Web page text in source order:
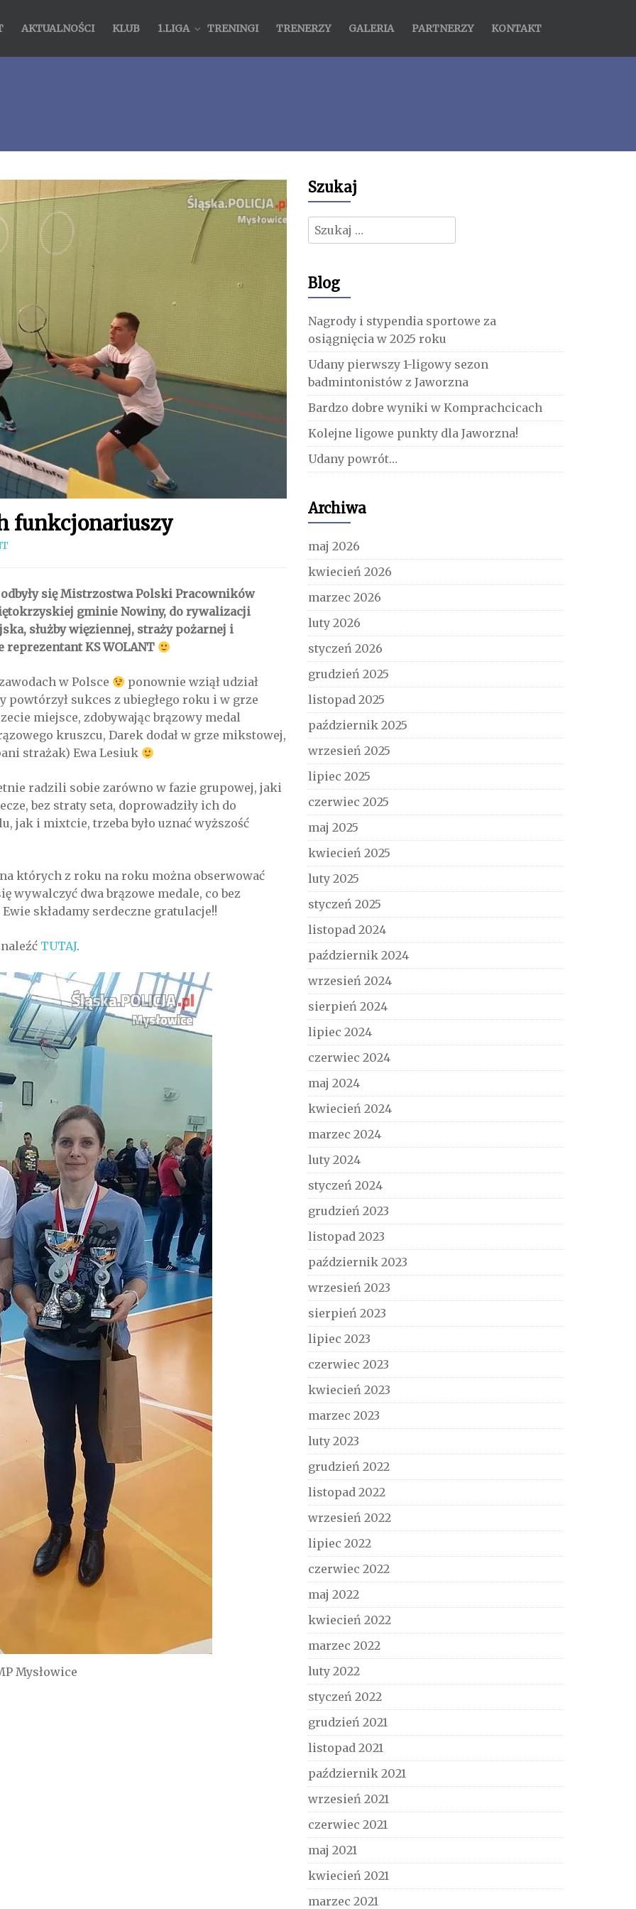
AKTUALNOŚCI KLUB 1.LIGA TRENINGI TRENERZY GALERIA PARTNERZY KONTAKT
funkcjonariuszy
się Mistrzostwa Polski Pracowników
gminie Nowiny, do rywalizacji
służby więziennej, straży pożarnej i
KS WOLANT
w Polsce
ponownie wziął udział
sukces z ubiegłego roku i w grze
miejsce, zdobywając brązowy medal
kruszcu, Darek dodał w grze mikstowej,
strażak) Ewa Lesiuk
radzili sobie zarówno w fazie grupowej, jaki
bez straty seta, doprowadziły ich do
jak i mixtcie, trzeba było uznać wyższość
których z roku na roku można obserwować
wywalczyć dwa brązowe medale, co bez
składamy serdeczne gratulacje!!
TUTAJ.
Mysłowice
Szukaj
Szukaj:
Blog
Nagrody i stypendia sportowe za
osiągnięcia w 2025 roku
Udany pierwszy 1-ligowy sezon
badmintonistów z Jaworzna
Bardzo dobre wyniki w Komprachcicach
Kolejne ligowe punkty dla Jaworzna!
Udany powrót…
Archiwa
maj 2026
kwiecień 2026
marzec 2026
luty 2026
styczeń 2026
grudzień 2025
listopad 2025
październik 2025
wrzesień 2025
lipiec 2025
czerwiec 2025
maj 2025
kwiecień 2025
luty 2025
styczeń 2025
listopad 2024
październik 2024
wrzesień 2024
sierpień 2024
lipiec 2024
czerwiec 2024
maj 2024
kwiecień 2024
marzec 2024
luty 2024
styczeń 2024
grudzień 2023
listopad 2023
październik 2023
wrzesień 2023
sierpień 2023
lipiec 2023
czerwiec 2023
kwiecień 2023
marzec 2023
luty 2023
grudzień 2022
listopad 2022
wrzesień 2022
lipiec 2022
czerwiec 2022
maj 2022
kwiecień 2022
marzec 2022
luty 2022
styczeń 2022
grudzień 2021
listopad 2021
październik 2021
wrzesień 2021
czerwiec 2021
maj 2021
kwiecień 2021
marzec 2021